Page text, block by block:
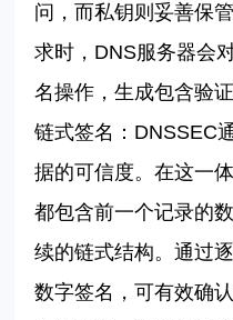
问，而私钥则妥善保
求时， DNS服务器会
名操作，生成包含验
链式签名： DNSSEC
据的可信度。在这一
都包含前一个记录的
续的链式结构。通过
数字签名，可有效确